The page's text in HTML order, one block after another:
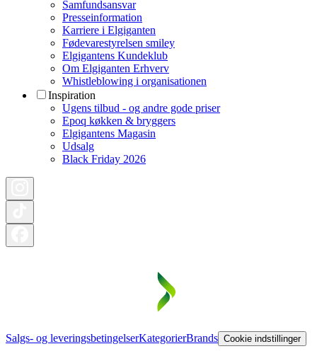
Samfundsansvar
Presseinformation
Karriere i Elgiganten
Fødevarestyrelsen smiley
Elgigantens Kundeklub
Om Elgiganten Erhverv
Whistleblowing i organisationen
Inspiration
Ugens tilbud - og andre gode priser
Epoq køkken & bryggers
Elgigantens Magasin
Udsalg
Black Friday 2026
Salgs- og leveringsbetingelserKategorierBrands Cookie indstillinger